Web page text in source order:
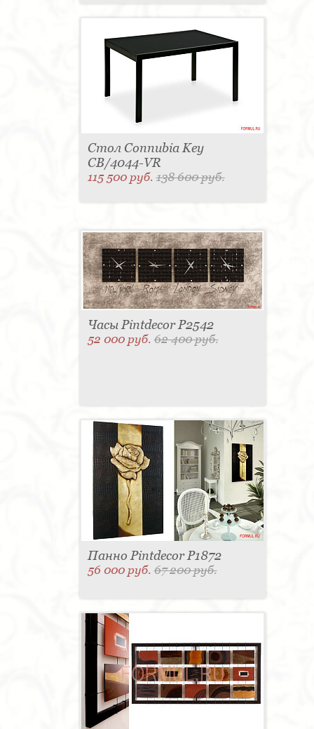
Стол Connubia Key
CB/4044-VR
115 500 руб.138 600 руб.
Часы Pintdecor P2542
52 000 руб.62 400 руб.
Панно Pintdecor P1872
56 000 руб.67 200 руб.